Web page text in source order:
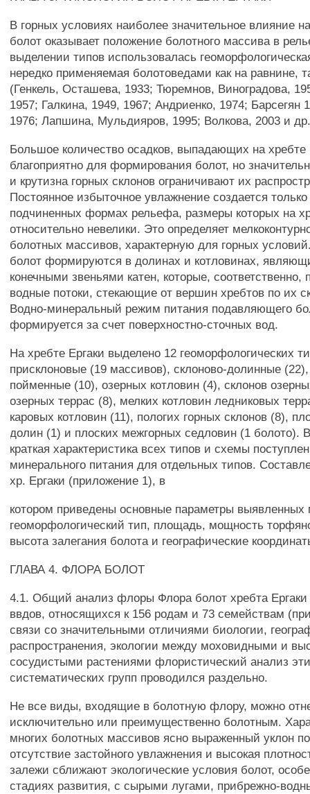
В горных условиях наиболее значительное влияние
болот оказывает положение болотного массива в
выделении типов использовалась
нередко применяемая болотоведами как на равнине,
(Генкель, Осташева, 1933; Тюремнов, Виноградова,
1957; Галкина, 1949, 1967; Андриенко, 1974; Барсегян
1976; Лапшина, Мульдияров, 1995; Волкова, 2003 и
Большое количество осадков, выпадающих на хребте
благоприятно для формирования болот, но
и крутизна горных склонов ограничивают их
Постоянное избыточное увлажнение создается только
подчиненных формах рельефа, размеры которых на
относительно невелики. Это определяет
болотных массивов, характерную для горных
болот формируются в долинах и котловинах,
конечными звеньями катен, которые,
водные потоки, стекающие от вершин хребтов по их
Водно-минеральный режим питания подавляющего
формируется за счет поверхностно-сточных вод.
На хребте Ергаки выделено 12 геоморфологических
присклоновые (19 массивов), склоново-долинные
пойменные (10), озерных котловин (4), склонов
озерных террас (8), мелких котловин ледниковых
каровых котловин (11), пологих горных склонов (8),
долин (1) и плоских межгорных седловин (1 болото).
краткая характеристика всех типов и схемы
минерального питания для отдельных типов.
хр. Ергаки (приложение 1), в
котором приведены основные параметры
геоморфологический тип, площадь, мощность
высота залегания болота и географические
ГЛАВА 4. ФЛОРА БОЛОТ
4.1. Общий анализ флоры Флора болот хребта Ергаки
ввдов, относящихся к 156 родам и 73 семействам
связи со значительными отличиями биологии,
распространения, экологии между моховидными и
сосудистыми растениями флористический анализ
систематических групп проводился раздельно.
Не все виды, входящие в болотную флору, можно
исключительно или преимущественно болотным.
многих болотных массивов ясно выраженный уклон
отсутствие застойного увлажнения и высокая
залежи сближают экологические условия болот,
стадиях развития, с сырыми лугами, прибрежно-